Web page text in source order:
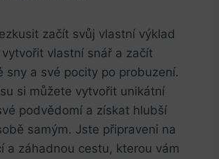
začít svůj vlastní výklad
vlastní snář a začít
sny a své pocity po probuzení.
si můžete vytvořit unikátní
podvědomí a získat hlubší
samým. Jste připraveni na
a záhadnou cestu, kterou vám